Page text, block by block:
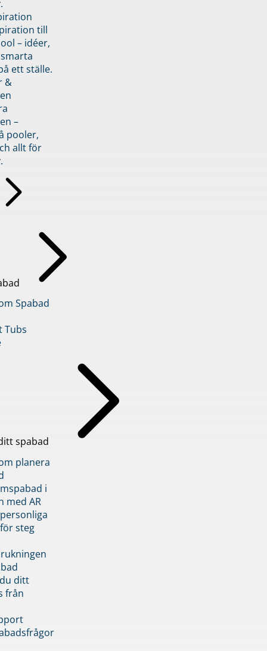
till
– idéer,
ett ställe.
&
–
pooler,
allt för
Spabad
Tubs
spabad
planera
i
med AR
steg
ditt
från